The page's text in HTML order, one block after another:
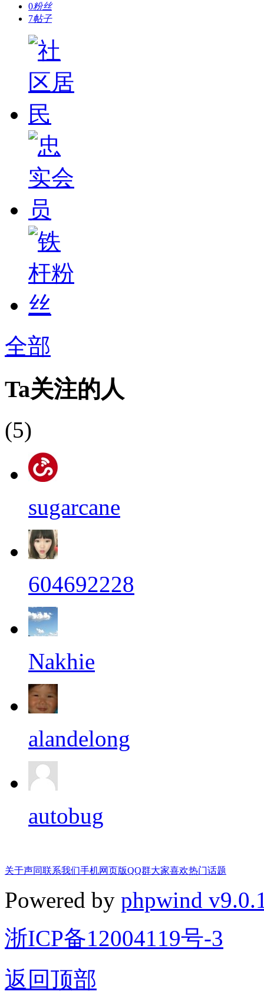
0粉丝
7帖子
全部
Ta关注的人
(5)
sugarcane
604692228
Nakhie
alandelong
autobug
关于声同联系我们手机网页版QQ群大家喜欢热门话题
Powered by phpwind
浙ICP备12004119号-3
返回顶部